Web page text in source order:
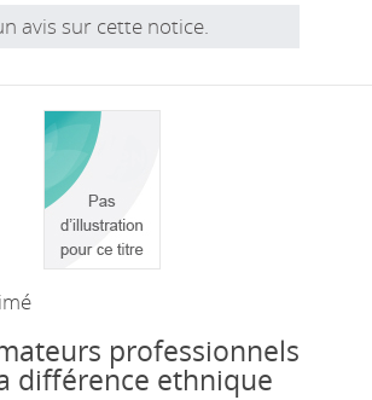
avis sur cette notice.
professionnels
différence ethnique